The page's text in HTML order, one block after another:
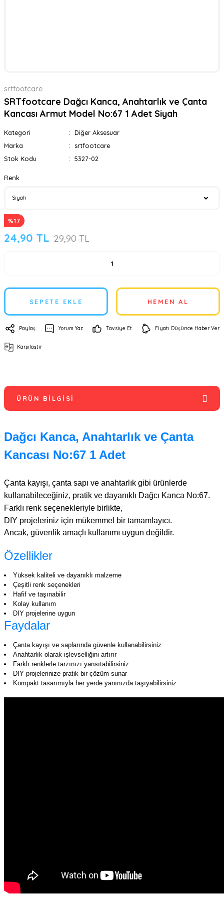
srtfootcare
SRTfootcare Dağcı Kanca, Anahtarlık ve Çanta
Kancası Armut Model No:67 1 Adet Siyah
Kategori
Diğer Aksesuar
Marka
srtfootcare
Stok Kodu
5327-02
Renk
%17
24,90 TL 29,90 TL
SEPETE EKLE HEMEN AL
Paylaş Yorum Yaz Tavsiye Et Fiyatı Düşünce Haber Ver
Karşılaştır
ÜRÜN BILGISI
Dağcı Kanca, Anahtarlık ve Çanta
Kancası No:67 1 Adet
Çanta kayışı, çanta sapı ve anahtarlık gibi ürünlerde
kullanabileceğiniz, pratik ve dayanıklı Dağcı Kanca No:67.
Farklı renk seçenekleriyle birlikte,
DIY projeleriniz için mükemmel bir tamamlayıcı.
Ancak, güvenlik amaçlı kullanımı uygun değildir.
Özellikler
Yüksek kaliteli ve dayanıklı malzeme
Çeşitli renk seçenekleri
Hafif ve taşınabilir
Kolay kullanım
DIY projelerine uygun
Faydalar
Çanta kayışı ve saplarında güvenle kullanabilirsiniz
Anahtarlık olarak işlevselliğini artırır
Farklı renklerle tarzınızı yansıtabilirsiniz
DIY projelerinize pratik bir çözüm sunar
Kompakt tasarımıyla her yerde yanınızda taşıyabilirsiniz